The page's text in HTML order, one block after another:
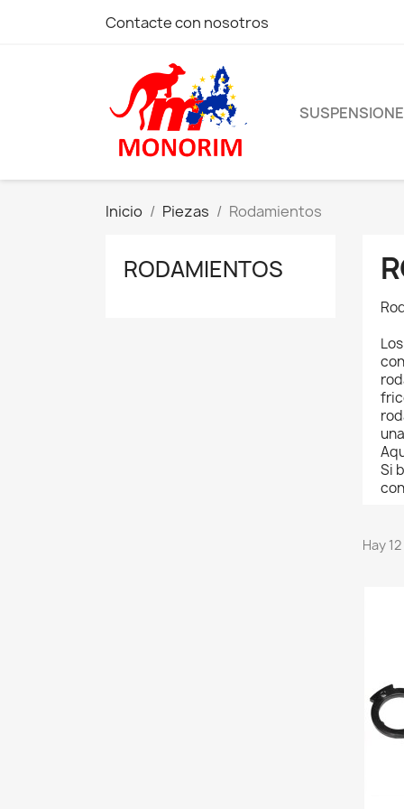
Contacte con nosotros
Inicio Piezas Rodamientos
RODAMIENTOS
Si
Hay